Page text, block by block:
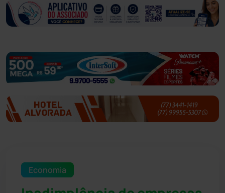
Economia